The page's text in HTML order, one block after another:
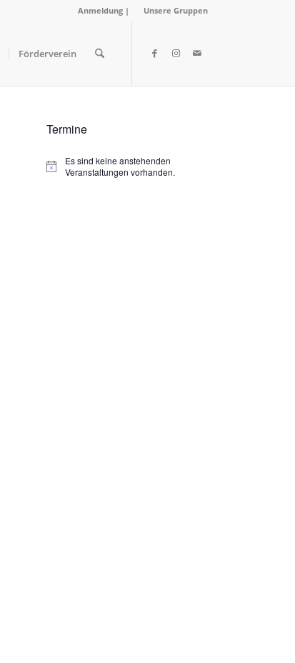
Anmeldung | Unsere Gruppen
Förderverein
Termine
Hinweis
Es sind keine anstehenden
Veranstaltungen vorhanden.